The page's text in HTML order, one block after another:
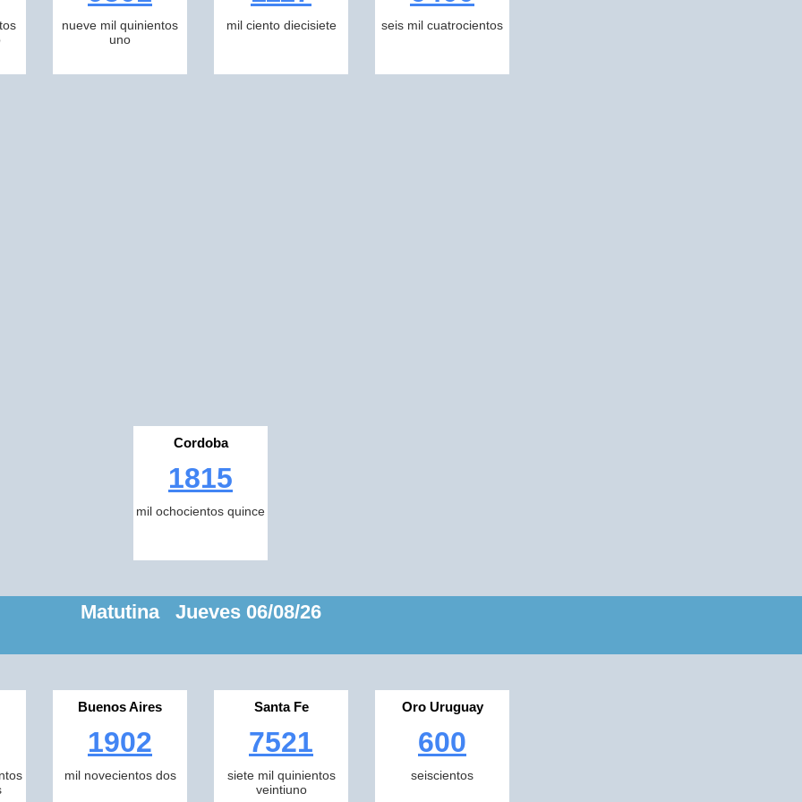
nueve mil quinientos
uno
mil ciento diecisiete seis mil cuatrocientos
Cordoba
1815
mil ochocientos quince
Matutina Jueves 06/08/26
Buenos Aires
1902
mil novecientos dos
Santa Fe
7521
siete mil quinientos
veintiuno
Oro Uruguay
600
seiscientos